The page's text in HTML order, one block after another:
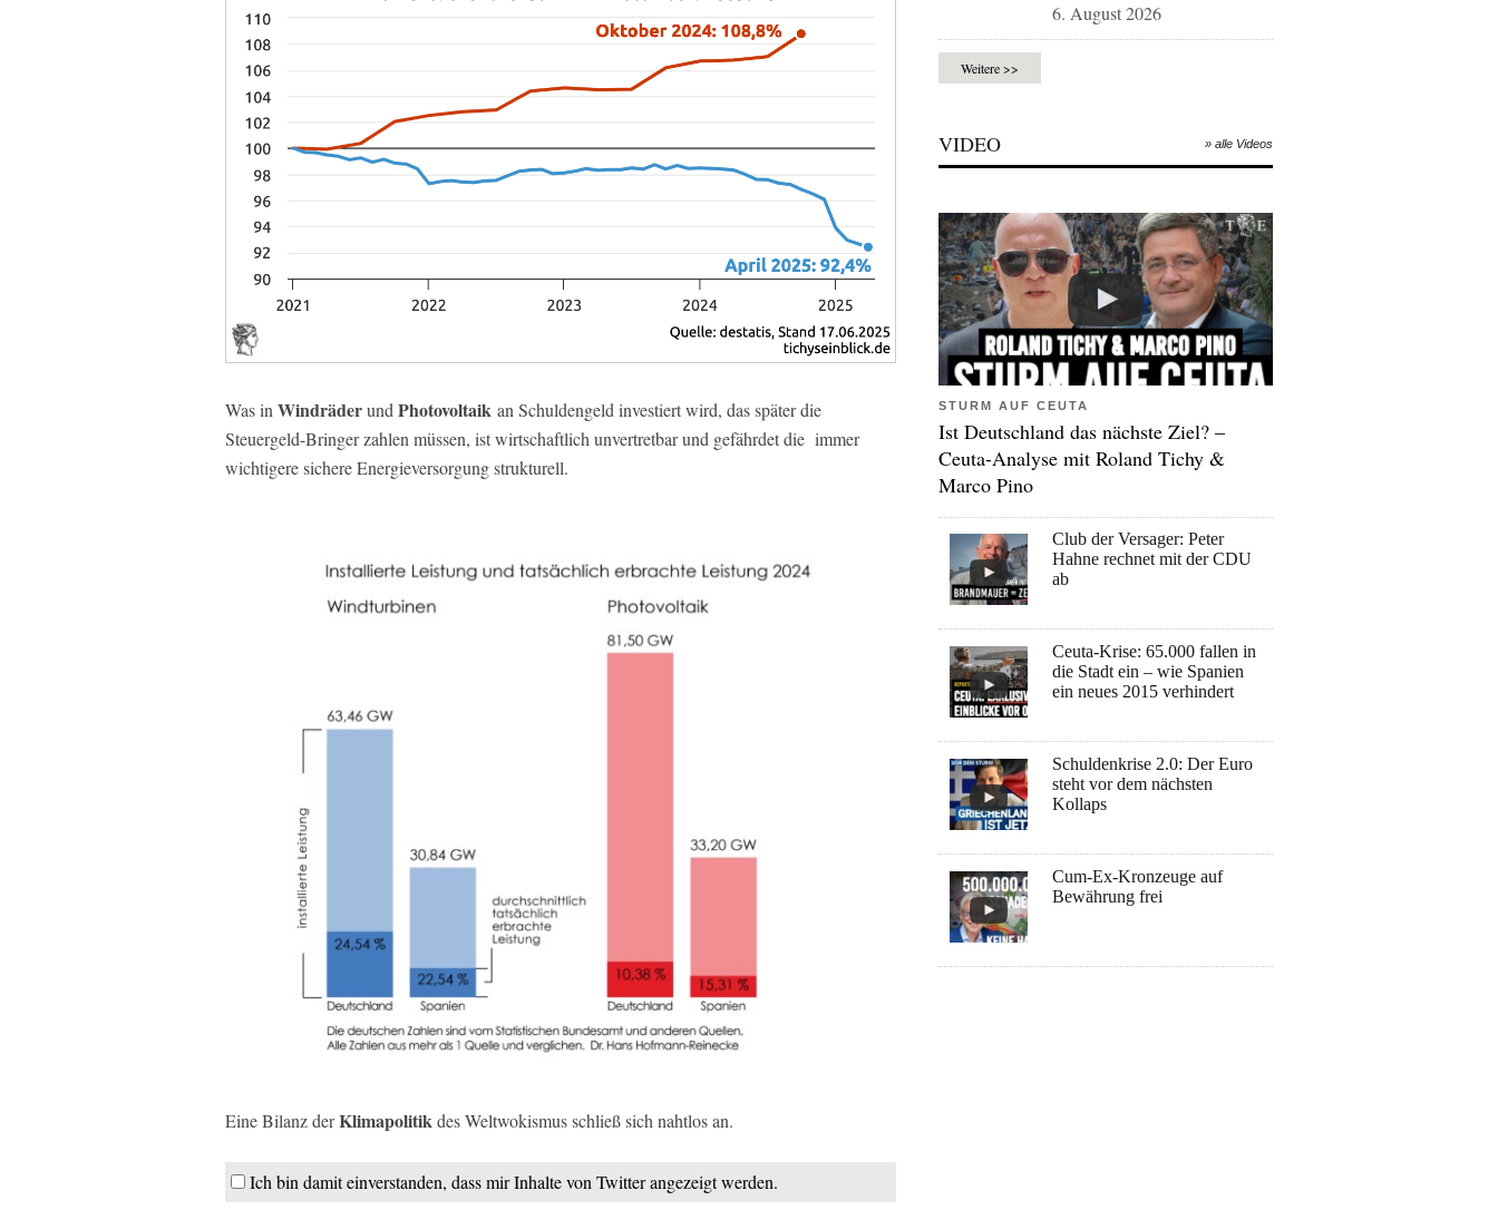
Was in Windräderund Photovoltaik an Schuldengeld investiert wird, das später die
Steuergeld-Bringer zahlen müssen, ist wirtschaftlich unvertretbar und gefährdet die immer
wichtigere sichere Energieversorgung strukturell.
Eine Bilanz derKlimapolitikdes Weltwokismus schließ sich nahtlos an.
Ich bin damit einverstanden, dass mir Inhalte von Twitter angezeigt werden.
6. August 2026
Weitere >>
VIDEO » alle Videos
STURM AUF CEUTA
Ist Deutschland das nächste Ziel? –
Ceuta-Analyse mit Roland Tichy &
Marco Pino
Club der Versager: Peter
Hahne rechnet mit der CDU
ab
Ceuta-Krise: 65.000 fallen in
die Stadt ein – wie Spanien
ein neues 2015 verhindert
Schuldenkrise 2.0: Der Euro
steht vor dem nächsten
Kollaps
Cum-Ex-Kronzeuge auf
Bewährung frei